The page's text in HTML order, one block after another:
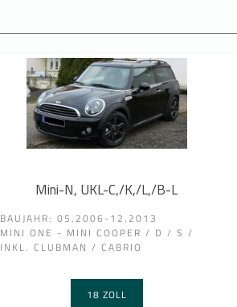
Mini-N, UKL-C,/K,/L,/B-L
BAUJAHR: 05.2006-12.2013
MINI ONE - MINI COOPER / D / S /
INKL. CLUBMAN / CABRIO
18 ZOLL